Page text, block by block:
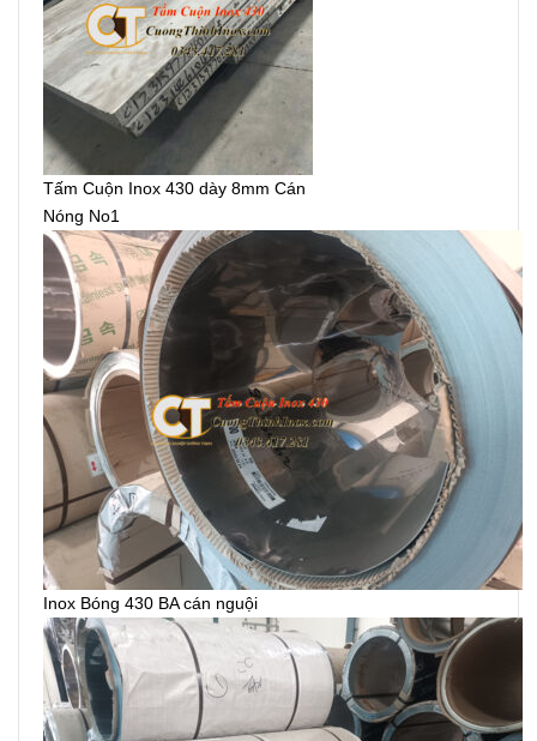
Tấm Cuộn Inox 430 dày 8mm Cán
Nóng No1
Inox Bóng 430 BA cán nguội